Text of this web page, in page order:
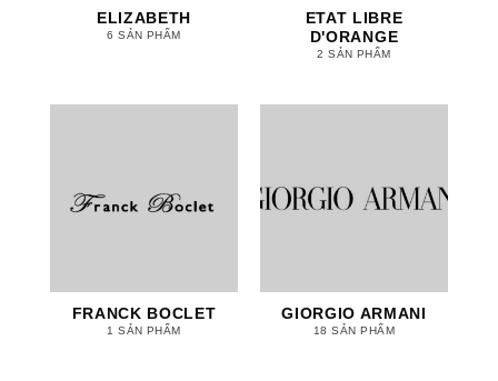
ELIZABETH
6 SẢN PHẨM
ETAT LIBRE
D'ORANGE
2 SẢN PHẨM
FRANCK BOCLET
1 SẢN PHẨM
GIORGIO ARMANI
18 SẢN PHẨM